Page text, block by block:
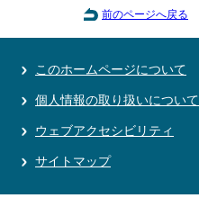
前のページへ戻る
このホームページについて
個人情報の取り扱いについて
ウェブアクセシビリティ
サイトマップ